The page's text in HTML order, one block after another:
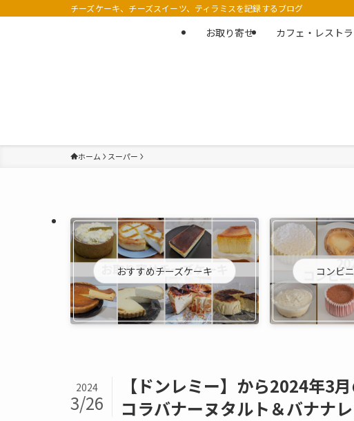
チーズケーキ、チーズスイーツ、ティラミスを記録するブログ
お取り寄せ カフェ・レスト
ホーム スーパー
おすすめチーズケーキ コンビ
【ドンレミー】から2024年3
コラバナーヌタルト＆バナナ
2024
3/26